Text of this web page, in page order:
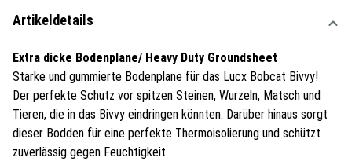
Artikeldetails
Extra dicke Bodenplane/ Heavy Duty Groundsheet
Starke und gummierte Bodenplane für das Lucx Bobcat Bivvy!
Der perfekte Schutz vor spitzen Steinen, Wurzeln, Matsch und
Tieren, die in das Bivvy eindringen könnten. Darüber hinaus sorgt
dieser Bodden für eine perfekte Thermoisolierung und schützt
zuverlässig gegen Feuchtigkeit.